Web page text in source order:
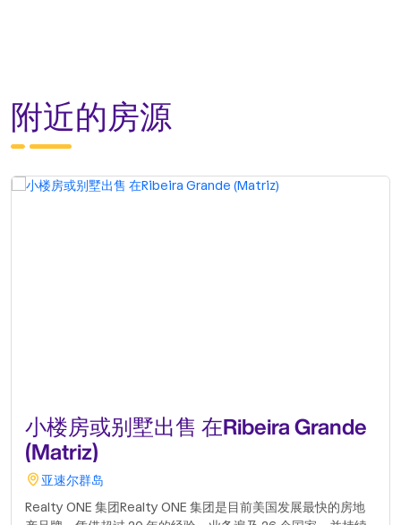
附近的房源
小楼房或别墅出售 在Ribeira Grande
(Matriz)
亚速尔群岛
Realty ONE 集团Realty ONE 集团是目前美国发展最快的房地